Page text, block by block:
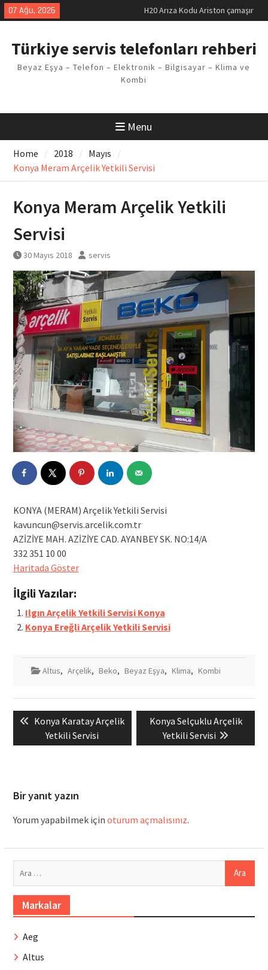
Skip
to
07 Ağu, 2026
H20 Arıza Kodu Ariston çamaşır
makinesi Sorunu
Arçelik buzdolabı F5 Hatası
Vaillant çamaşır makinesi E03
Arıza Kodu
Türkiye servis telefonları rehberi
Beyaz Eşya – Telefon – Elektronik – Bilgisayar – Klima ve
Kombi
Menu
Home 2018
Mayıs
Konya Meram Arçelik Yetkili Servisi
Konya Meram Arçelik Yetkili
Servisi
30 Mayıs 2018 servis
KONYA (MERAM) Arçelik Yetkili Servisi
kavuncun@servis.arcelik.com.tr
AZİZİYE MAH. AZİZİYE CAD. AYANBEY SK. NO:14/A
332 351 10 00
Haritada Göster
İlgili Yazılar:
Ilgın Arçelik Yetkili Servisi Konya
Konya Ereğli Arçelik Yetkili Servisi
Altus, Arçelik, Beko, Beyaz Eşya, Klima, Kombi
gezinmesi
Previous
post:
Konya Karatay Arçelik
Yetkili Servisi
Next
post:
Konya Selçuklu Arçelik
Yetkili Servisi
Bir yanıt yazın
Yorum yapabilmek için oturum açmalısınız.
Markalar
Aeg
Altus